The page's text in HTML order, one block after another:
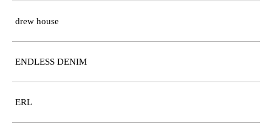
drew house
ENDLESS DENIM
ERL